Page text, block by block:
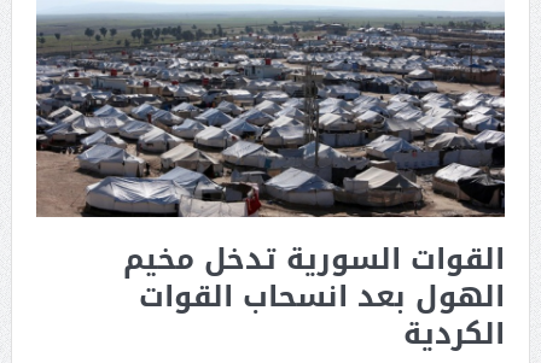
القوات السورية تدخل مخيم
الهول بعد انسحاب القوات
الكردية